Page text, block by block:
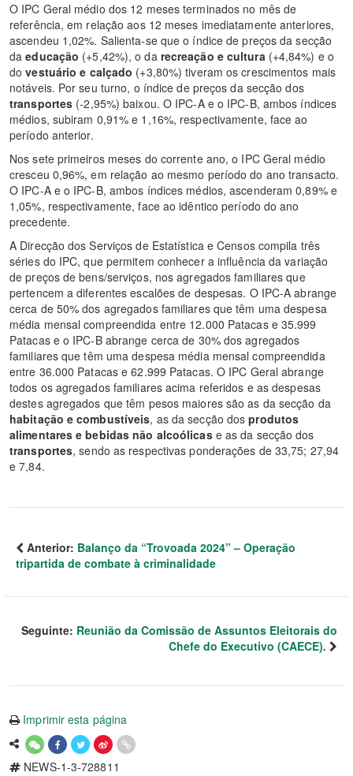
O IPC Geral médio dos 12 meses terminados no mês de
referência, em relação aos 12 meses imediatamente anteriores,
ascendeu 1,02%. Salienta-se que o índice de preços da secção
daeducação (+5,42%), o da recreação e cultura (+4,84%) e o
dovestuário e calçado (+3,80%) tiveram os crescimentos mais
notáveis. Por seu turno, o índice de preços da secção dos
transportes (-2,95%) baixou. O IPC-A e o IPC-B, ambos índices
médios, subiram 0,91% e 1,16%, respectivamente, face ao
período anterior.
Nos sete primeiros meses do corrente ano, o IPC Geral médio
cresceu 0,96%, em relação ao mesmo período do ano transacto.
O IPC-A e o IPC-B, ambos índices médios, ascenderam 0,89% e
1,05%, respectivamente, face ao idêntico período do ano
precedente.
A Direcção dos Serviços de Estatística e Censos compila três
séries do IPC, que permitem conhecer a influência da variação
de preços de bens/serviços, nos agregados familiares que
pertencem a diferentes escalões de despesas. O IPC-A abrange
cerca de 50% dos agregados familiares que têm uma despesa
média mensal compreendida entre 12.000 Patacas e 35.999
Patacas e o IPC-B abrange cerca de 30% dos agregados
familiares que têm uma despesa média mensal compreendida
entre 36.000 Patacas e 62.999 Patacas. O IPC Geral abrange
todos os agregados familiares acima referidos e as despesas
destes agregados que têm pesos maiores são as da secção da
habitação e combustíveis, as da secção dosprodutos
alimentares e bebidas não alcoólicase as da secção dos
transportes, sendo as respectivas ponderações de 33,75; 27,94
e 7,84.
Anterior: Balanço da “Trovoada 2024” – Operação
tripartida de combate à criminalidade
Seguinte: Reunião da Comissão de Assuntos Eleitorais do
Chefe do Executivo (CAECE).
Imprimir esta página
NEWS-1-3-728811